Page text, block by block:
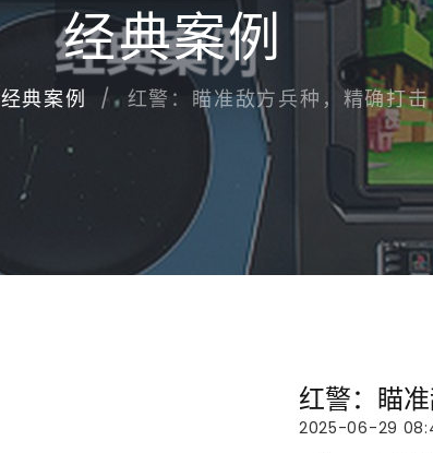
经典案例
经典案例 红警：瞄准敌方兵种，精确打击
红警：瞄
2025-06-29